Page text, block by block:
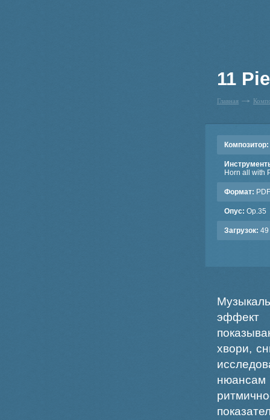
11
Главная
Композитор:
Horn all with
Формат: PDF
Опус: Op.35
Загрузок: 49
эффект
хвори,
нюансам